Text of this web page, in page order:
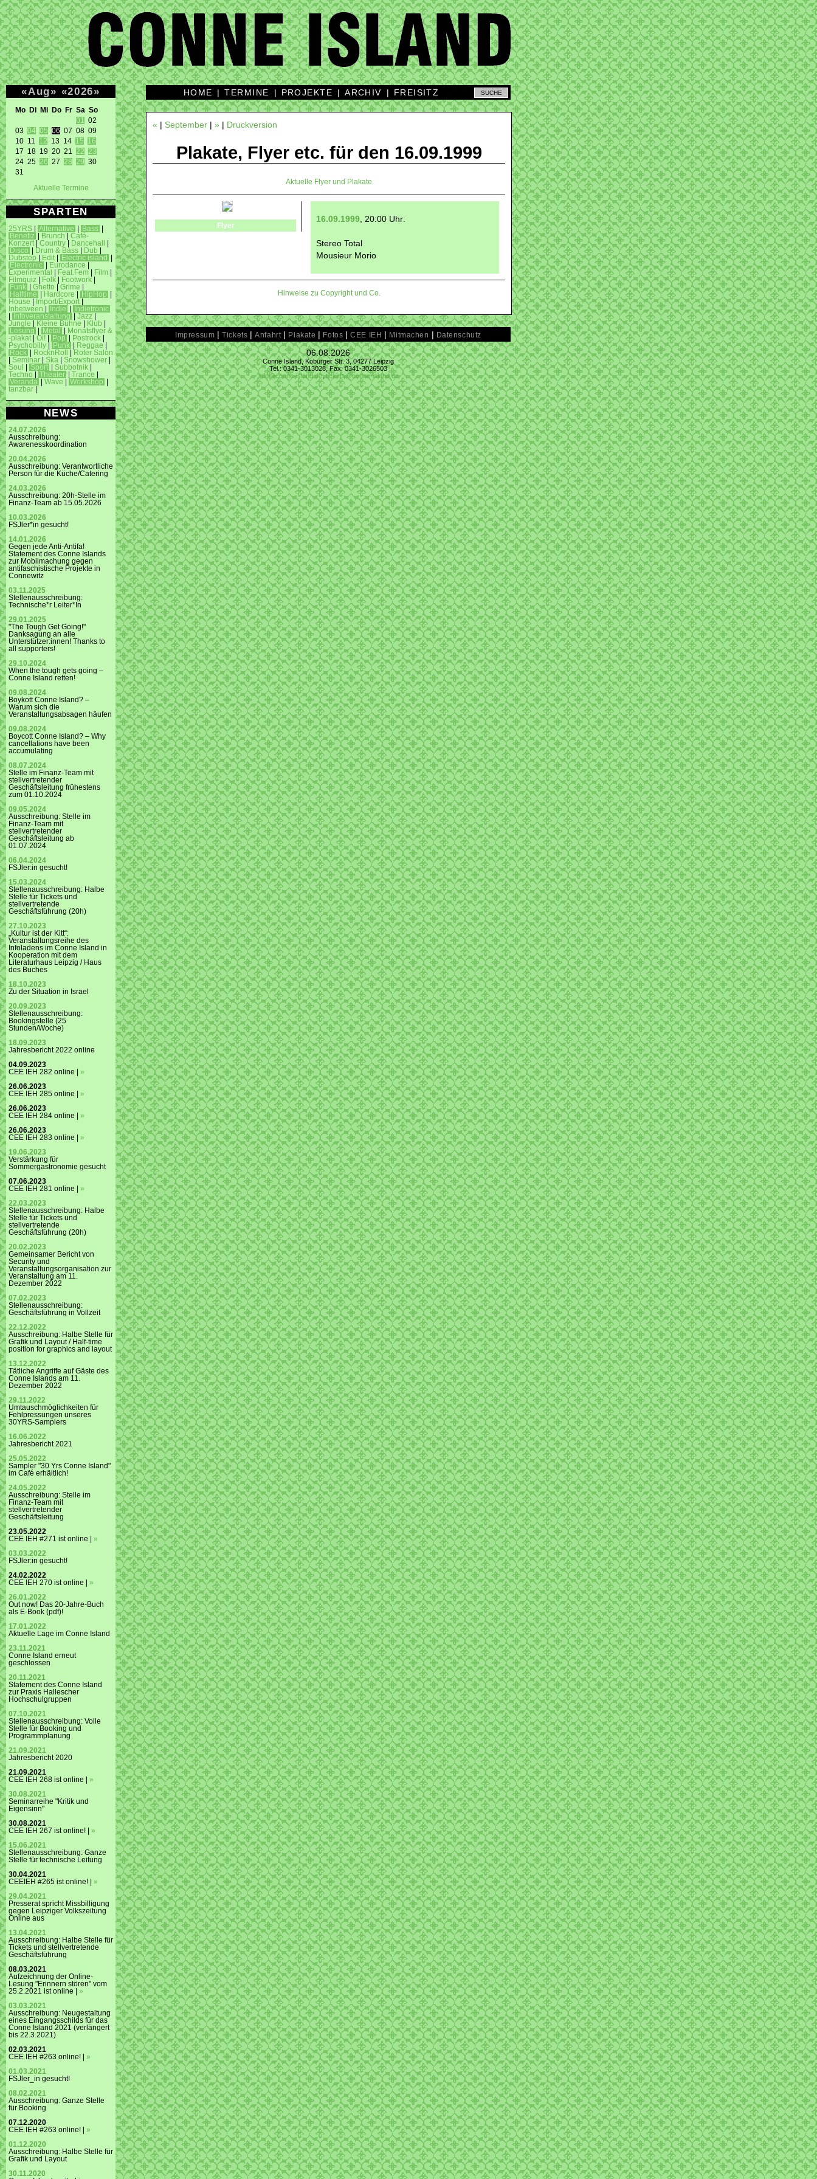
«Aug» «2026»
Mo Di Mi Do Fr Sa So
01
02
03 04 05 06 07 08 09
10 11 12 13 14 15
16
17 18 19 20 21 22
23
24 25 26 27 28 29 30
31
Aktuelle Termine
SPARTEN
25YRS Alternative Bass
Benefiz
Brunch
Café-
Konzert
Country Dancehall
Disco
Drum & Bass Dub
Dubstep
Edit Electric island
Electronic
Eurodance
Experimental
Feat.Fem Film
Filmquiz
Folk Footwork
Funk
Ghetto Grime
Halftime
Hardcore HipHop
House
Import/Export
Inbetween
Indie
Indietronic
Infoveranstaltung Jazz
Jungle
Kleine Bühne Klub
Lesung
Metal
Monatsflyer &
-plakat
Oi! Pop Postrock
Psychobilly
Punk Reggae
Rock
RocknRoll
Roter Salon
Seminar Ska Snowshower
Soul
Sport Subbotnik
Techno
Theater Trance
Veranda
Wave Workshop
tanzbar
NEWS
24.07.2026
Ausschreibung:
Awarenesskoordination
20.04.2026
Ausschreibung: Verantwortliche
Person für die Küche/Catering
24.03.2026
Ausschreibung: 20h-Stelle im
Finanz-Team ab 15.05.2026
10.03.2026
FSJler*in gesucht!
14.01.2026
Gegen jede Anti-Antifa!
Statement des Conne Islands
zur Mobilmachung gegen
antifaschistische Projekte in
Connewitz
03.11.2025
Stellenausschreibung:
Technische*r Leiter*In
29.01.2025
"The Tough Get Going!"
Danksagung an alle
Unterstützer:innen! Thanks to
all supporters!
29.10.2024
When the tough gets going –
Conne Island retten!
09.08.2024
Boykott Conne Island? –
Warum sich die
Veranstaltungsabsagen häufen
09.08.2024
Boycott Conne Island? – Why
cancellations have been
accumulating
08.07.2024
Stelle im Finanz-Team mit
stellvertretender
Geschäftsleitung frühestens
zum 01.10.2024
09.05.2024
Ausschreibung: Stelle im
Finanz-Team mit
stellvertretender
Geschäftsleitung ab
01.07.2024
06.04.2024
FSJler:in gesucht!
15.03.2024
Stellenausschreibung: Halbe
Stelle für Tickets und
stellvertretende
Geschäftsführung (20h)
27.10.2023
„Kultur ist der Kitt“:
Veranstaltungsreihe des
Infoladens im Conne Island in
Kooperation mit dem
Literaturhaus Leipzig / Haus
des Buches
18.10.2023
Zu der Situation in Israel
20.09.2023
Stellenausschreibung:
Bookingstelle (25
Stunden/Woche)
18.09.2023
Jahresbericht 2022 online
04.09.2023
CEE IEH 282 online | »
26.06.2023
CEE IEH 285 online | »
26.06.2023
CEE IEH 284 online | »
26.06.2023
CEE IEH 283 online | »
19.06.2023
Verstärkung für
Sommergastronomie gesucht
07.06.2023
CEE IEH 281 online | »
22.03.2023
Stellenausschreibung: Halbe
Stelle für Tickets und
stellvertretende
Geschäftsführung (20h)
20.02.2023
Gemeinsamer Bericht von
Security und
Veranstaltungsorganisation zur
Veranstaltung am 11.
Dezember 2022
07.02.2023
Stellenausschreibung:
Geschäftsführung in Vollzeit
22.12.2022
Ausschreibung: Halbe Stelle für
Grafik und Layout / Half-time
position for graphics and layout
13.12.2022
Tätliche Angriffe auf Gäste des
Conne Islands am 11.
Dezember 2022
29.11.2022
Umtauschmöglichkeiten für
Fehlpressungen unseres
30YRS-Samplers
16.06.2022
Jahresbericht 2021
25.05.2022
Sampler "30 Yrs Conne Island"
im Café erhältlich!
24.05.2022
Ausschreibung: Stelle im
Finanz-Team mit
stellvertretender
Geschäftsleitung
23.05.2022
CEE IEH #271 ist online | »
03.03.2022
FSJler:in gesucht!
24.02.2022
CEE IEH 270 ist online | »
26.01.2022
Out now! Das 20-Jahre-Buch
als E-Book (pdf)!
17.01.2022
Aktuelle Lage im Conne Island
23.11.2021
Conne Island erneut
geschlossen
20.11.2021
Statement des Conne Island
zur Praxis Hallescher
Hochschulgruppen
07.10.2021
Stellenausschreibung: Volle
Stelle für Booking und
Programmplanung
21.09.2021
Jahresbericht 2020
21.09.2021
CEE IEH 268 ist online | »
30.08.2021
Seminarreihe "Kritik und
Eigensinn"
30.08.2021
CEE IEH 267 ist online! | »
15.06.2021
Stellenausschreibung: Ganze
Stelle für technische Leitung
30.04.2021
CEEIEH #265 ist online! | »
29.04.2021
Presserat spricht Missbilligung
gegen Leipziger Volkszeitung
Online aus
13.04.2021
Ausschreibung: Halbe Stelle für
Tickets und stellvertretende
Geschäftsführung
08.03.2021
Aufzeichnung der Online-
Lesung "Erinnern stören" vom
25.2.2021 ist online | »
03.03.2021
Ausschreibung: Neugestaltung
eines Eingangsschilds für das
Conne Island 2021 (verlängert
bis 22.3.2021)
02.03.2021
CEE IEH #263 online! | »
01.03.2021
FSJler_in gesucht!
08.02.2021
Ausschreibung: Ganze Stelle
für Booking
07.12.2020
CEE IEH #263 online! | »
01.12.2020
Ausschreibung: Halbe Stelle für
Grafik und Layout
30.11.2020
HOME |TERMINE | PROJEKTE |ARCHIV | FREISITZ
« | September | » | Druckversion
Plakate, Flyer etc. für den 16.09.1999
Aktuelle Flyer und Plakate
16.09.1999, 20:00 Uhr:
Stereo Total
Mousieur Morio
Flyer
Hinweise zu Copyright und Co.
Impressum |Tickets |Anfahrt | Plakate | Fotos |CEE IEH | Mitmachen | Datenschutz
06.08.2026
Conne Island, Koburger Str. 3, 04277 Leipzig
Tel.: 0341-3013028, Fax: 0341-3026503
info@conne-island.de,tickets@conne-island.de